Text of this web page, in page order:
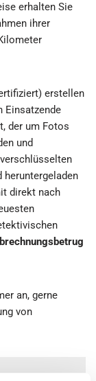
erhalten Sie
ihrer
erstellen
Einsatzende
der um Fotos
und
direkt nach
an, gerne
von